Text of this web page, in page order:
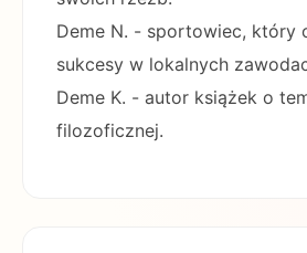
Deme N. - sportowiec, który
sukcesy w lokalnych
Deme K. - autor książek o
filozoficznej.